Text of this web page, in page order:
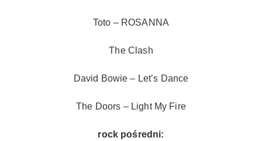
Toto – ROSANNA
The Clash
David Bowie – Let’s Dance
The Doors – Light My Fire
rock pośredni: